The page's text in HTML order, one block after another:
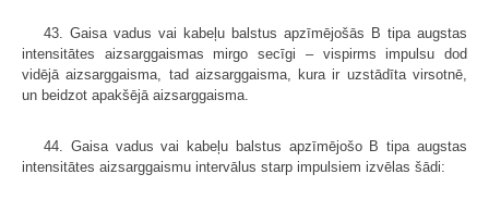
43. Gaisa vadus vai kabeļu balstus apzīmējošās B tipa augstas
intensitātes aizsarggaismas mirgo secīgi – vispirms impulsu dod
vidējā aizsarggaisma, tad aizsarggaisma, kura ir uzstādīta virsotnē,
un beidzot apakšējā aizsarggaisma.
44. Gaisa vadus vai kabeļu balstus apzīmējošo B tipa augstas
intensitātes aizsarggaismu intervālus starp impulsiem izvēlas šādi: